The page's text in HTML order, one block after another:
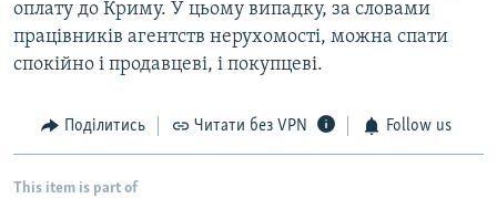
оплату до Криму. У цьому випадку, за словами
працівників агентств нерухомості, можна спати
спокійно і продавцеві, і покупцеві.
Поділитись Читати без VPN Follow us
This item is part of